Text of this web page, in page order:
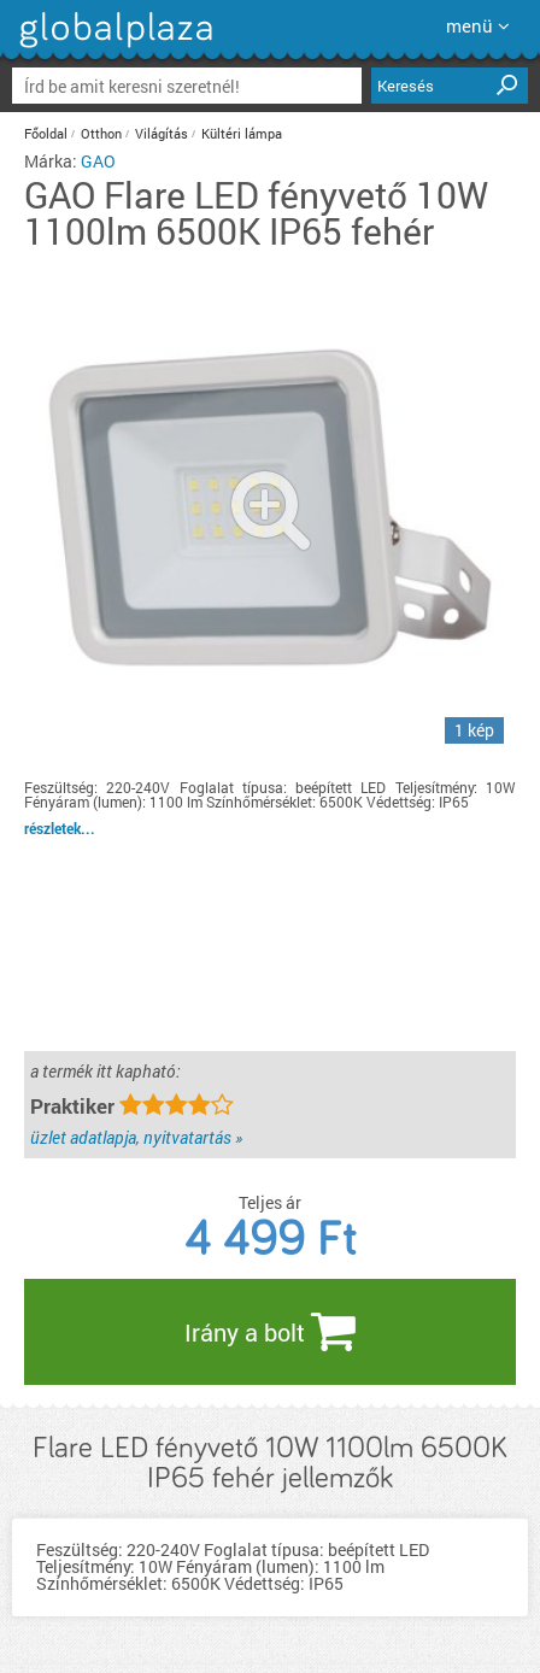
menü
Keresés
Főoldal Otthon Világítás Kültéri lámpa
Márka: GAO
GAO Flare LED fényvető 10W
1100lm 6500K IP65 fehér
1 kép
Feszültség: 220-240V Foglalat típusa: beépített LED Teljesítmény: 10W
Fényáram (lumen): 1100 lm Színhőmérséklet: 6500K Védettség: IP65
részletek...
a termék itt kapható:
Praktiker
üzlet adatlapja, nyitvatartás »
Teljes ár
4 499 Ft
Irány a bolt
Flare LED fényvető 10W 1100lm 6500K
IP65 fehér jellemzők
Feszültség: 220-240V Foglalat típusa: beépített LED
Teljesítmény: 10W Fényáram (lumen): 1100 lm
Színhőmérséklet: 6500K Védettség: IP65